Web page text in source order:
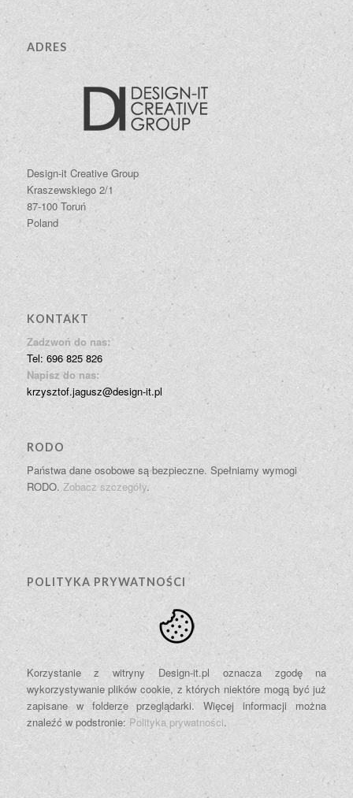
ADRES
Design-it Creative Group
Kraszewskiego 2/1
87-100 Toruń
Poland
KONTAKT
Zadzwoń do nas:
Tel: 696 825 826
Napisz do nas:
krzysztof.jagusz@design-it.pl
RODO
Państwa dane osobowe są bezpieczne. Spełniamy wymogi
RODO. Zobacz szczegóły.
POLITYKA PRYWATNOŚCI
Korzystanie z witryny Design-it.pl oznacza zgodę na
wykorzystywanie plików cookie, z których niektóre mogą być już
zapisane w folderze przeglądarki. Więcej informacji można
znaleźć w podstronie:Polityka prywatności.